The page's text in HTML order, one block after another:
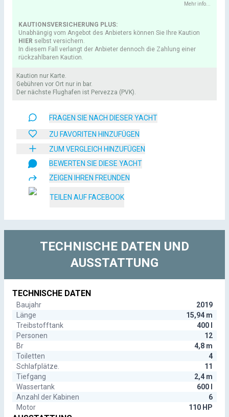
Mehr info...
KAUTIONSVERSICHERUNG PLUS:
Unabhängig vom Angebot des Anbieters können Sie Ihre Kaution
HIER selbst versichern.
In diesem Fall verlangt der Anbieter dennoch die Zahlung einer
rückzahlbaren Kaution.
Kaution nur Karte.
Gebühren vor Ort nur in bar.
Der nächste Flughafen ist Pervezza (PVK).
FRAGEN SIE NACH DIESER YACHT
ZU FAVORITEN HINZUFÜGEN
ZUM VERGLEICH HINZUFÜGEN
BEWERTEN SIE DIESE YACHT
ZEIGEN IHREN FREUNDEN
TEILEN AUF FACEBOOK
TECHNISCHE DATEN UND
AUSSTATTUNG
TECHNISCHE DATEN
Baujahr
2019
Länge
15,94 m
Treibstofftank
400 l
Personen
12
Br
4,8 m
Toiletten
4
Schlafplätze.
11
Tiefgang
2,4 m
Wassertank
600 l
Anzahl der Kabinen
6
Motor
110 HP